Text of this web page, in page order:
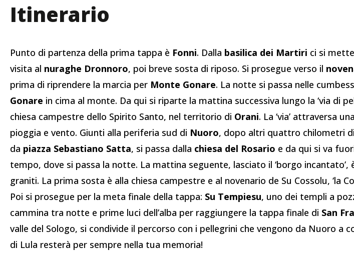
Itinerario
Punto di partenza della prima tappa è Fonni. Dalla basilica dei Martiri ci si
visita al nuraghe Dronnoro, poi breve sosta di riposo. Si prosegue verso il
prima di riprendere la marcia per Monte Gonare. La notte si passa nelle
Gonare in cima al monte. Da qui si riparte la mattina successiva lungo la ‘via di
chiesa campestre dello Spirito Santo, nel territorio di Orani. La ‘via’ attraversa
pioggia e vento. Giunti alla periferia sud di Nuoro, dopo altri quattro chilometri
da piazza Sebastiano Satta, si passa dalla chiesa del Rosario e da qui si va
tempo, dove si passa la notte. La mattina seguente, lasciato il ‘borgo
graniti. La prima sosta è alla chiesa campestre e al novenario de Su Cossolu, ‘la
Poi si prosegue per la meta finale della tappa: Su Tempiesu, uno dei templi a
cammina tra notte e prime luci dell’alba per raggiungere la tappa finale di San
valle del Sologo, si condivide il percorso con i pellegrini che vengono da Nuoro a
di Lula resterà per sempre nella tua memoria!